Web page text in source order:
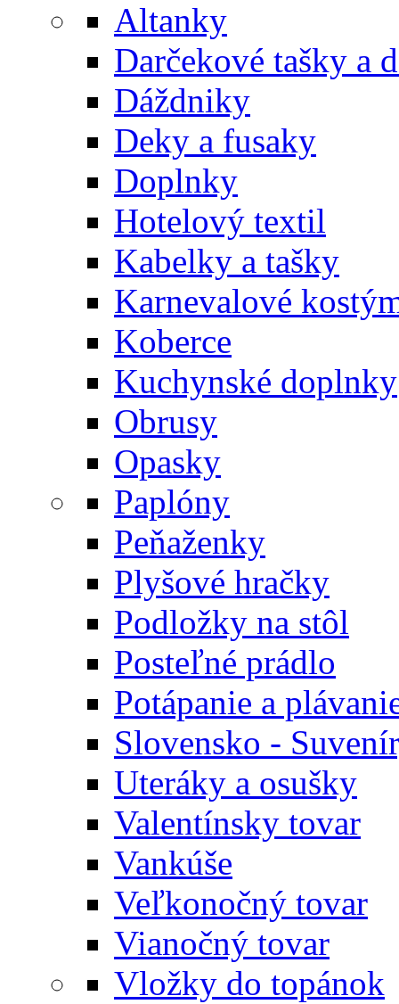
Altanky
Darčekové tašky a
Dáždniky
Deky a fusaky
Doplnky
Hotelový textil
Kabelky a tašky
Karnevalové
Koberce
Kuchynské doplnky
Obrusy
Opasky
Paplóny
Peňaženky
Plyšové hračky
Podložky na stôl
Posteľné prádlo
Potápanie a
Slovensko -
Uteráky a osušky
Valentínsky tovar
Vankúše
Veľkonočný tovar
Vianočný tovar
Vložky do topánok